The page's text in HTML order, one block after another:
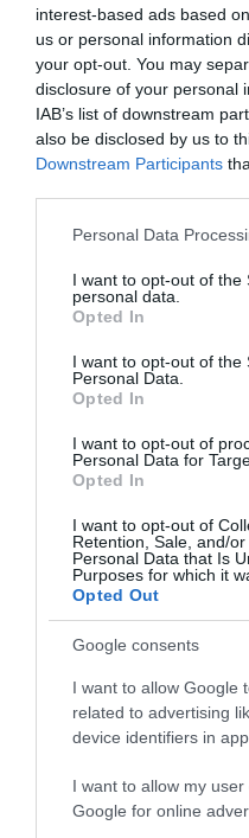
interest-based ads based
us or personal information
your opt-out. You may
disclosure of your personal
IAB’s list of downstream
also be disclosed by us to
Downstream Participants
Please note that this
not limited to your visit or
grant or deny consent to
use your data for below
consent section.
Personal Data
I want to opt-out of the
personal data.
Opted In
I want to opt-out of the
Personal Data.
Opted In
I want to opt-out of
Personal Data for
Opted In
I want to opt-out of
Retention, Sale, and/
Personal Data that Is
Purposes for which it
Opted Out
Google consents
I want to allow Google
related to advertising
device identifiers in
I want to allow my
Google for online
ΕΛΛΑΔΑ
ΕΛΛΑΔΑ